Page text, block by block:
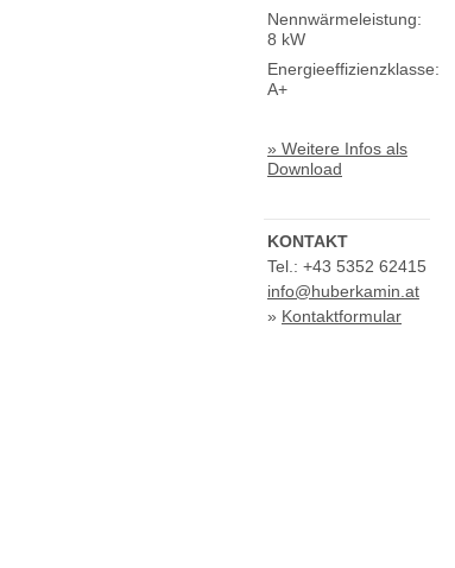
Nennwärmeleistung:
8 kW
Energieeffizienzklasse:
A+
» Weitere Infos als
Download
KONTAKT
Tel.: +43 5352 62415
info@huberkamin.at
» Kontaktformular